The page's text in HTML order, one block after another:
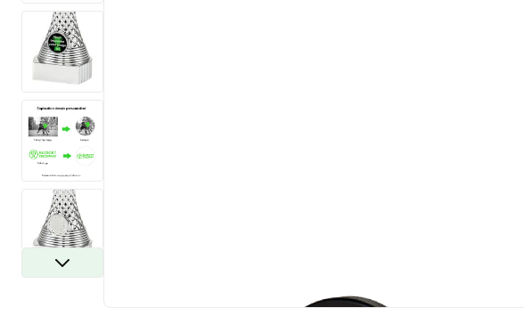
View larger image
View larger image
View larger image